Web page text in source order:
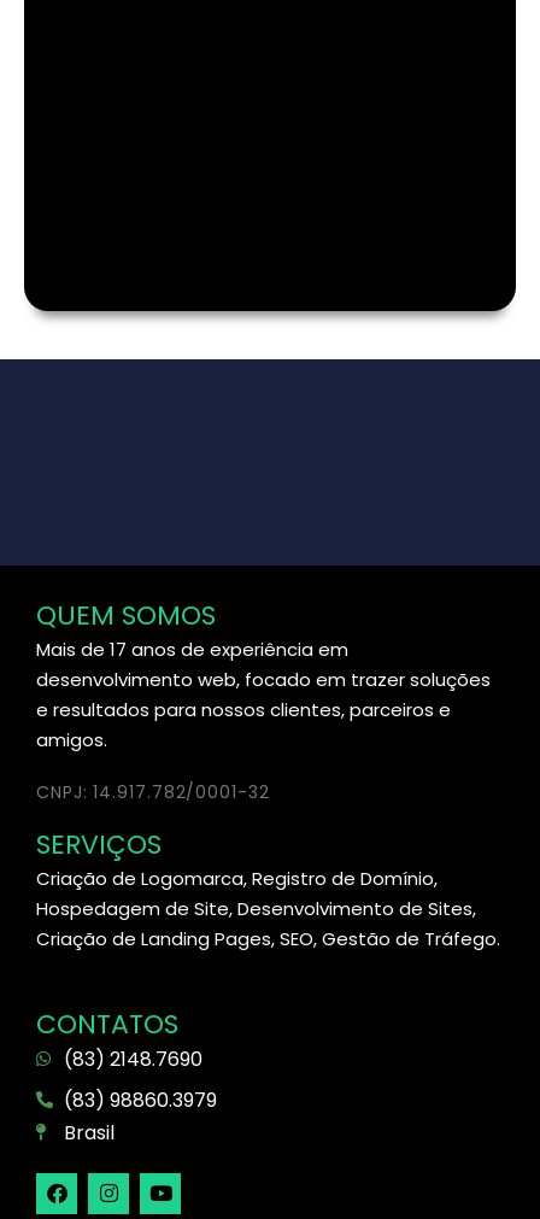
QUEM SOMOS
Mais de 17 anos de experiência em
desenvolvimento web, focado em trazer soluções
e resultados para nossos clientes, parceiros e
amigos.
CNPJ: 14.917.782/0001-32
SERVIÇOS
Criação de Logomarca, Registro de Domínio,
Hospedagem de Site, Desenvolvimento de Sites,
Criação de Landing Pages, SEO, Gestão de Tráfego.
CONTATOS
(83) 2148.7690
(83) 98860.3979
Brasil